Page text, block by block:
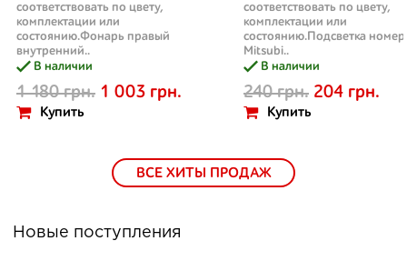
соответствовать по цвету,
комплектации или
состоянию.Фонарь правый
внутренний..
В наличии
1 180 грн. 1 003 грн.
Купить
соответствовать по цвету,
комплектации или
состоянию.Подсветка
Mitsubi..
В наличии
240 грн. 204 грн.
Купить
ВСЕ ХИТЫ ПРОДАЖ
Новые поступления